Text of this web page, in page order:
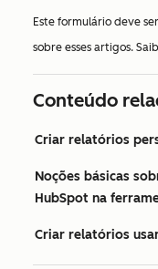
Este formulário deve
sobre esses artigos.
Conteúdo
Criar relatórios
Noções básicas
HubSpot na
Criar relatórios